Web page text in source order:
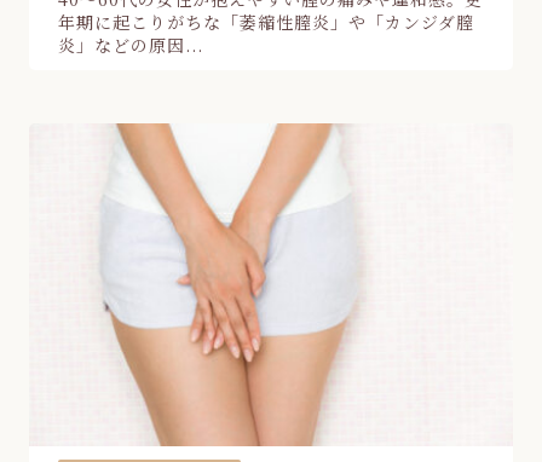
年期に起こりがちな「萎縮性膣炎」や「カンジダ膣
炎」などの原因...